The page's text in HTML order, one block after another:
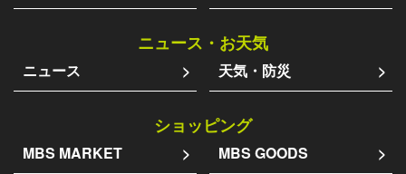
ニュース・お天気
ニュース 天気・防災
ショッピング
MBS MARKET MBS GOODS